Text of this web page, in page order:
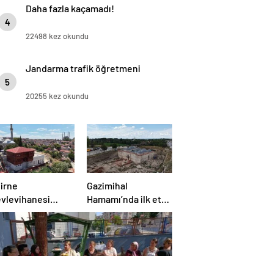
4
Daha fazla kaçamadı!
22498 kez okundu
5
Jandarma trafik öğretmeni
20255 kez okundu
Gazimihal
Hamamı’nda ilk etap
bitti!